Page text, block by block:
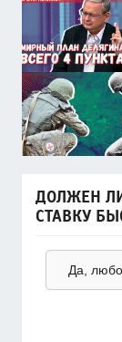
ДОЛЖЕН
СТАВКУ